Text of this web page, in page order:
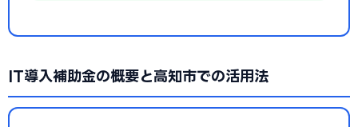
IT導入補助金の概要と高知市での活用法